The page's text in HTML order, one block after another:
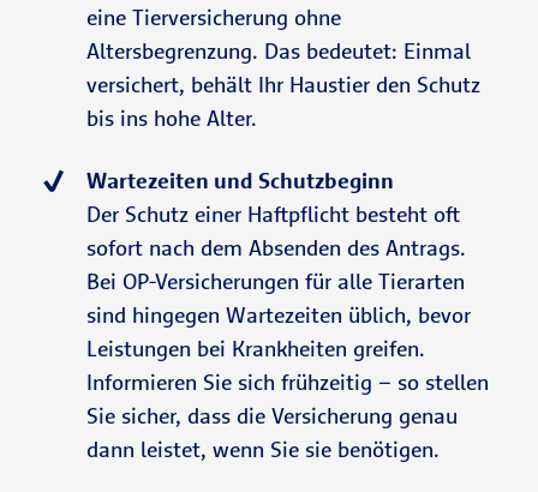
eine Tierversicherung ohne
Altersbegrenzung. Das bedeutet: Einmal
versichert, behält Ihr Haustier den Schutz
bis ins hohe Alter.
Wartezeiten und Schutzbeginn
Der Schutz einer Haftpflicht besteht oft
sofort nach dem Absenden des Antrags.
Bei OP-Versicherungen für alle Tierarten
sind hingegen Wartezeiten üblich, bevor
Leistungen bei Krankheiten greifen.
Informieren Sie sich frühzeitig – so stellen
Sie sicher, dass die Versicherung genau
dann leistet, wenn Sie sie benötigen.